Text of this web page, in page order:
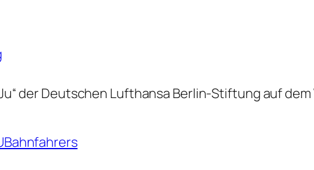
der Deutschen Lufthansa Berlin-Stiftung auf